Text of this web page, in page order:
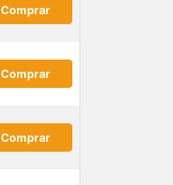
Comprar
Comprar
Comprar